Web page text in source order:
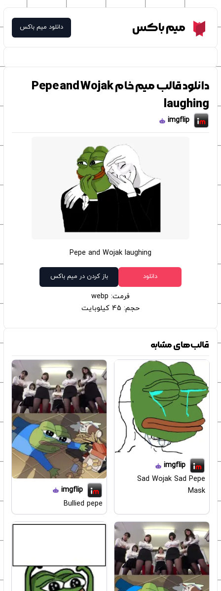
Meme Boxمیم باکس دانلود میم باکس
دانلود قالب میم خام Pepe and Wojak
laughing
imgflip
Pepe and Wojak laughing
دانلود باز کردن در میم باکس
فرمت: webp
حجم: 45 کیلوبایت
قالب‌های مشابه
imgflip
Sad Wojak Sad Pepe
Mask
imgflip
Bullied pepe